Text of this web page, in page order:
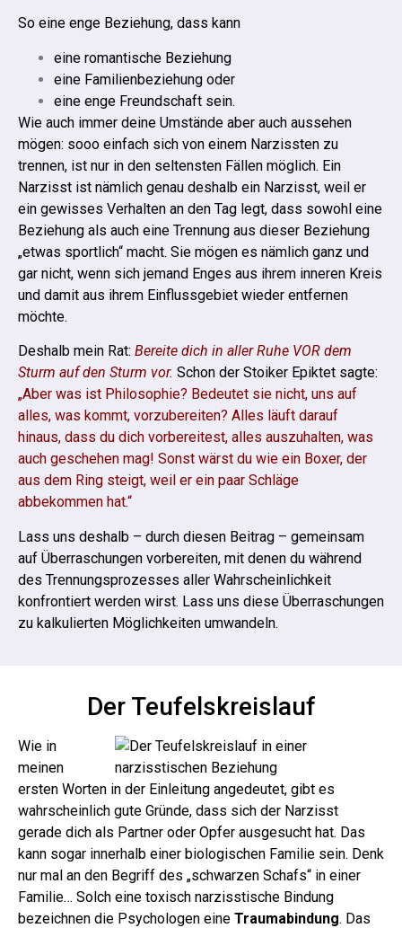
So eine enge Beziehung, dass kann
eine romantische Beziehung
eine Familienbeziehung oder
eine enge Freundschaft sein.
Wie auch immer deine Umstände aber auch aussehen
mögen: sooo einfach sich von einem Narzissten zu
trennen, ist nur in den seltensten Fällen möglich. Ein
Narzisst ist nämlich genau deshalb ein Narzisst, weil er
ein gewisses Verhalten an den Tag legt, dass sowohl eine
Beziehung als auch eine Trennung aus dieser Beziehung
„etwas sportlich“ macht. Sie mögen es nämlich ganz und
gar nicht, wenn sich jemand Enges aus ihrem inneren Kreis
und damit aus ihrem Einflussgebiet wieder entfernen
möchte.
Deshalb mein Rat: Bereite dich in aller Ruhe VOR dem
Sturm auf den Sturm vor. Schon der Stoiker Epiktet sagte:
„Aber was ist Philosophie? Bedeutet sie nicht, uns auf
alles, was kommt, vorzubereiten? Alles läuft darauf
hinaus, dass du dich vorbereitest, alles auszuhalten, was
auch geschehen mag! Sonst wärst du wie ein Boxer, der
aus dem Ring steigt, weil er ein paar Schläge
abbekommen hat.“
Lass uns deshalb – durch diesen Beitrag – gemeinsam
auf Überraschungen vorbereiten, mit denen du während
des Trennungsprozesses aller Wahrscheinlichkeit
konfrontiert werden wirst. Lass uns diese Überraschungen
zu kalkulierten Möglichkeiten umwandeln.
Der Teufelskreislauf
Wie in
meinen
ersten Worten in der Einleitung angedeutet, gibt es
wahrscheinlich gute Gründe, dass sich der Narzisst
gerade dich als Partner oder Opfer ausgesucht hat. Das
kann sogar innerhalb einer biologischen Familie sein. Denk
nur mal an den Begriff des „schwarzen Schafs“ in einer
Familie… Solch eine toxisch narzisstische Bindung
bezeichnen die Psychologen eine Traumabindung. Das